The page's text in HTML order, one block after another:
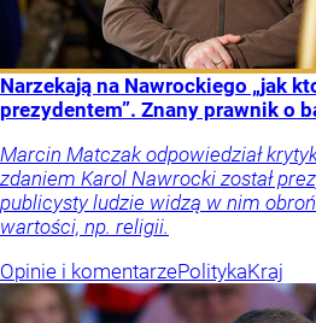
Narzekają na Nawrockiego „jak
prezydentem”. Znany prawnik o
Marcin Matczak odpowiedział
zdaniem Karol Nawrocki został
publicysty ludzie widzą w nim
wartości, np. religii.
Opinie i komentarzePolitykaKraj